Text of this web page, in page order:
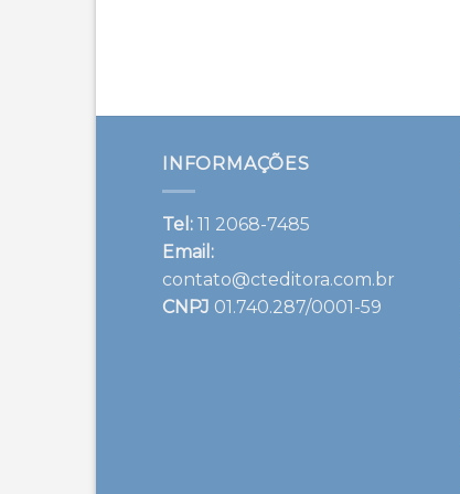
INFORMAÇÕES
Tel: 11 2068-7485
Email:
contato@cteditora.com.br
CNPJ 01.740.287/0001-59